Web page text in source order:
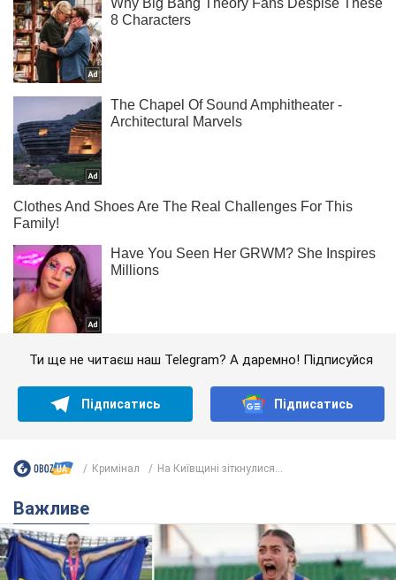
Ти ще не читаєш наш Telegram? А даремно! Підписуйся
Підписатись Підписатись
Кримінал На Київщині зіткнулися...
Важливе